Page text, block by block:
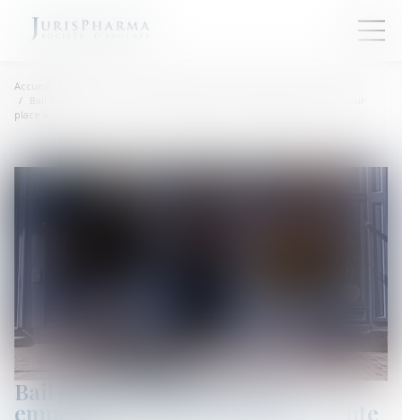
Accueil
Bail commercial : la « vente à emporter » n’autorise pas la « vente sur
place »
Bail commercial : la « vente à
emporter » n’autorise pas la « vente